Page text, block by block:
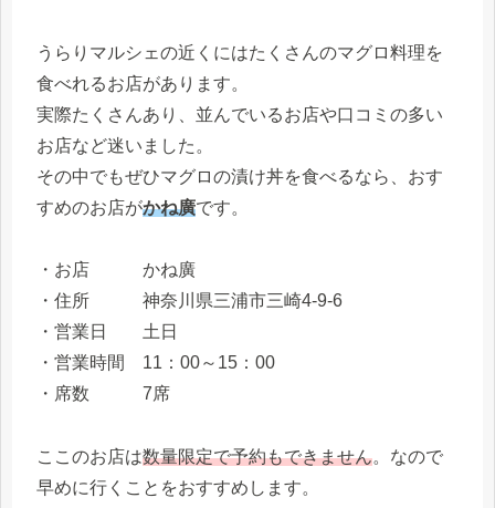
うらりマルシェの近くにはたくさんのマグロ料理を
食べれるお店があります。
実際たくさんあり、並んでいるお店や口コミの多い
お店など迷いました。
その中でもぜひマグロの漬け丼を食べるなら、おす
すめのお店がかね廣です。
・お店 かね廣
・住所 神奈川県三浦市三崎4-9-6
・営業日 土日
・営業時間 11：00～15：00
・席数 7席
ここのお店は数量限定で予約もできません。なので
早めに行くことをおすすめします。